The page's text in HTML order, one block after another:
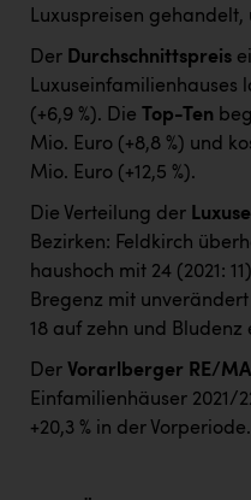
Luxuspreisen gehandelt,
Der Durchschnittspreis
Luxuseinfamilienhauses
(+6,9 %). Die Top-Ten
Mio. Euro (+8,8 %) und
Mio. Euro (+12,5 %).
Die Verteilung der
Bezirken: Feldkirch
haushoch mit 24 (2021:
Bregenz mit
18 auf zehn und
Der Vorarlberger RE/
Einfamilienhäuser 2021/
+20,3 % in der Vorperiode.